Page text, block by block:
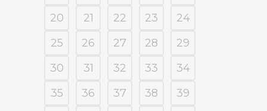
20
21 22 23
24
25
26 27 28
29
30
31 32 33
34
35
36 37 38
39